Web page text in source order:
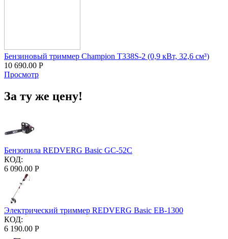
Бензиновый триммер Champion T338S-2 (0,9 кВт, 32,6 см³)
10 690.00 Р
Просмотр
За ту же цену!
Бензопила REDVERG Basic GC-52C
КОД:
6 090.00 Р
Электрический триммер REDVERG Basic EB-1300
КОД:
6 190.00 Р